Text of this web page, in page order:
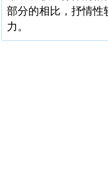
部分的相比，抒情性
力。